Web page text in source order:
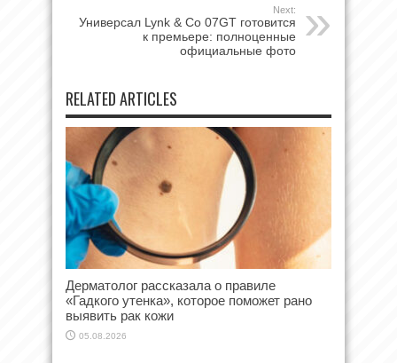
Next:
Универсал Lynk & Co 07GT готовится
к премьере: полноценные
официальные фото
RELATED ARTICLES
Дерматолог рассказала о правиле
«Гадкого утенка», которое поможет рано
выявить рак кожи
05.08.2026